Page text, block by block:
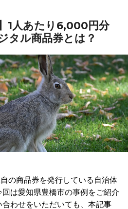
1人あたり6,000円分
タル商品券とは？
の商品券を発行している自治体
は愛知県豊橋市の事例をご紹介
合わせをいただいても、本記事